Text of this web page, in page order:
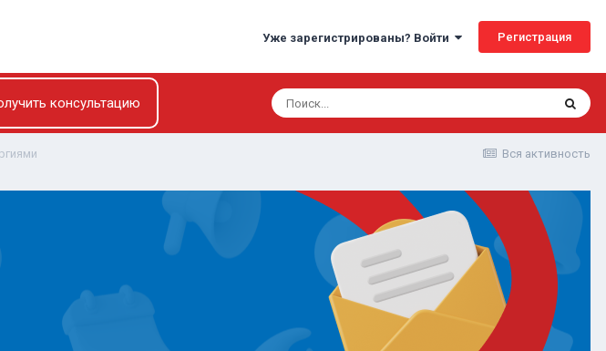
Уже зарегистрированы? Войти Регистрация
консультацию
Вся активность